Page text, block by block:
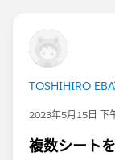
TOSHIHIRO
2023年5月15日 下
複数シート